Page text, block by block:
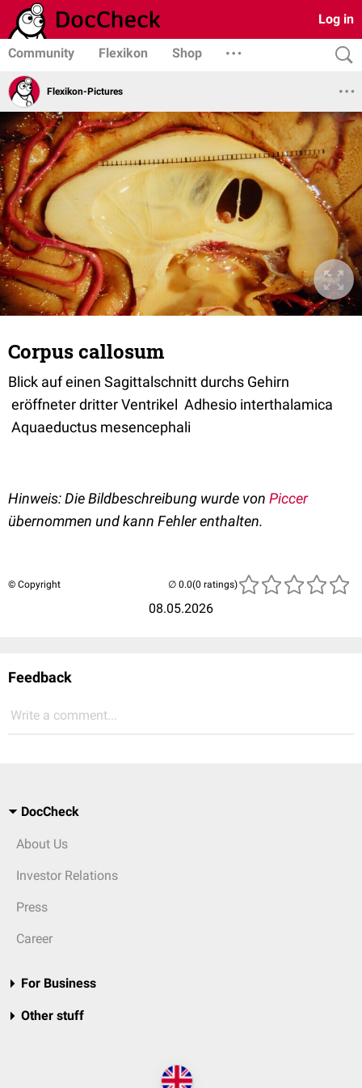
Log in
Community Flexikon Shop
Flexikon-Pictures
Corpus callosum
Blick auf einen Sagittalschnitt durchs Gehirn
eröffneter dritter Ventrikel Adhesio interthalamica
Aquaeductus mesencephali
Hinweis: Die Bildbeschreibung wurde von Piccer
übernommen und kann Fehler enthalten.
© Copyright
08.05.2026
(0 ratings)
Feedback
Write a comment...
DocCheck
About Us
Investor Relations
Press
Career
For Business
Other stuff